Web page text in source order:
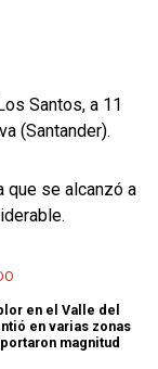
Santos, a 11
(Santander).
que se alcanzó a
en el Valle del
en varias zonas
magnitud